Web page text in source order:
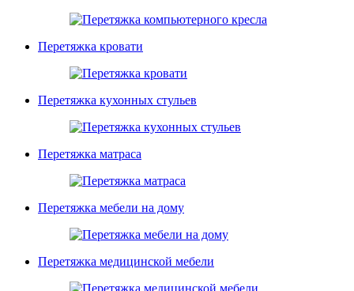
Перетяжка кровати
Перетяжка кухонных стульев
Перетяжка матраса
Перетяжка мебели на дому
Перетяжка медицинской мебели